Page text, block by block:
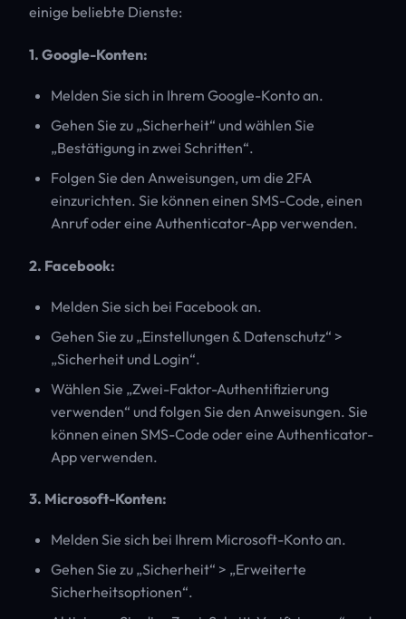
einige beliebte Dienste:
1. Google-Konten:
Melden Sie sich in Ihrem Google-Konto an.
Gehen Sie zu „Sicherheit“ und wählen Sie
„Bestätigung in zwei Schritten“.
Folgen Sie den Anweisungen, um die 2FA
einzurichten. Sie können einen SMS-Code, einen
Anruf oder eine Authenticator-App verwenden.
2. Facebook:
Melden Sie sich bei Facebook an.
Gehen Sie zu „Einstellungen & Datenschutz“ >
„Sicherheit und Login“.
Wählen Sie „Zwei-Faktor-Authentifizierung
verwenden“ und folgen Sie den Anweisungen. Sie
können einen SMS-Code oder eine Authenticator-
App verwenden.
3. Microsoft-Konten:
Melden Sie sich bei Ihrem Microsoft-Konto an.
Gehen Sie zu „Sicherheit“ > „Erweiterte
Sicherheitsoptionen“.